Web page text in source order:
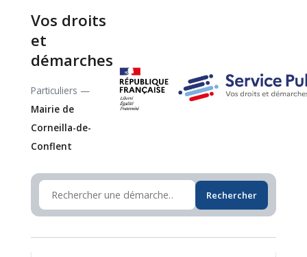
Vos droits
et
démarches
Particuliers —
Mairie de
Corneilla-de-
Conflent
Rechercher